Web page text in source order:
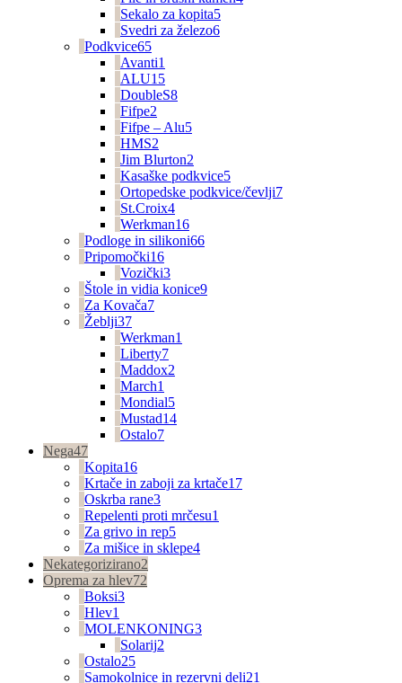
Sekalo za kopita5
Svedri za železo6
Podkvice65
Avanti1
ALU15
DoubleS8
Fifpe2
Fifpe – Alu5
HMS2
Jim Blurton2
Kasaške podkvice5
Ortopedske podkvice/čevlji7
St.Croix4
Werkman16
Podloge in silikoni66
Pripomočki16
Vozički3
Štole in vidia konice9
Za Kovača7
Žeblji37
Werkman1
Liberty7
Maddox2
March1
Mondial5
Mustad14
Ostalo7
Nega47
Kopita16
Krtače in zaboji za krtače17
Oskrba rane3
Repelenti proti mrčesu1
Za grivo in rep5
Za mišice in sklepe4
Nekategorizirano2
Oprema za hlev72
Boksi3
Hlev1
MOLENKONING3
Solarij2
Ostalo25
Samokolnice in rezervni deli21